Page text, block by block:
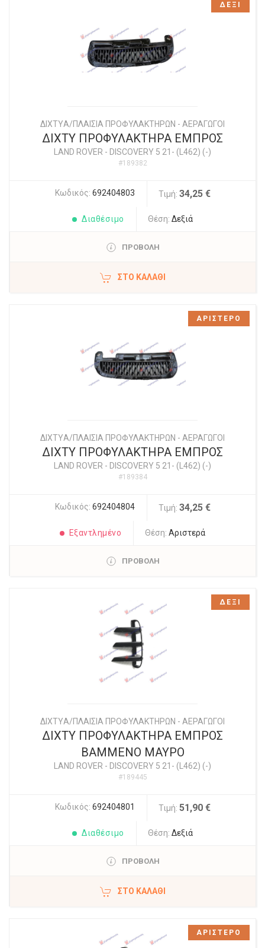
ΔΙΧΤYΑ/ΠΛΑΙΣΙΑ ΠΡΟΦΥΛΑΚΤΗΡΩΝ - ΑΕΡΑΓΩΓΟΙ
ΔΙΧΤΥ ΠΡΟΦΥΛΑΚΤΗΡΑ ΕΜΠΡΟΣ
LAND ROVER - DISCOVERY 5 21- (L462) (-)
#189382
Κωδικός: 692404803 Τιμή: 34,25 €
Διαθέσιμο Θέση: Δεξιά
ΠΡΟΒΟΛΗ
ΣΤΟ ΚΑΛΆΘΙ
ΔΕΞΙ
ΔΙΧΤYΑ/ΠΛΑΙΣΙΑ ΠΡΟΦΥΛΑΚΤΗΡΩΝ - ΑΕΡΑΓΩΓΟΙ
ΔΙΧΤΥ ΠΡΟΦΥΛΑΚΤΗΡΑ ΕΜΠΡΟΣ
LAND ROVER - DISCOVERY 5 21- (L462) (-)
#189384
Κωδικός: 692404804 Τιμή: 34,25 €
Εξαντλημένο Θέση:Αριστερά
ΠΡΟΒΟΛΗ
ΑΡΙΣΤΕΡΟ
ΔΙΧΤYΑ/ΠΛΑΙΣΙΑ ΠΡΟΦΥΛΑΚΤΗΡΩΝ - ΑΕΡΑΓΩΓΟΙ
ΔΙΧΤΥ ΠΡΟΦΥΛΑΚΤΗΡΑ ΕΜΠΡΟΣ
ΒΑΜΜΕΝΟ ΜΑΥΡΟ
LAND ROVER - DISCOVERY 5 21- (L462) (-)
#189445
Κωδικός: 692404801 Τιμή: 51,90 €
Διαθέσιμο Θέση: Δεξιά
ΠΡΟΒΟΛΗ
ΣΤΟ ΚΑΛΆΘΙ
ΔΕΞΙ
ΑΡΙΣΤΕΡΟ